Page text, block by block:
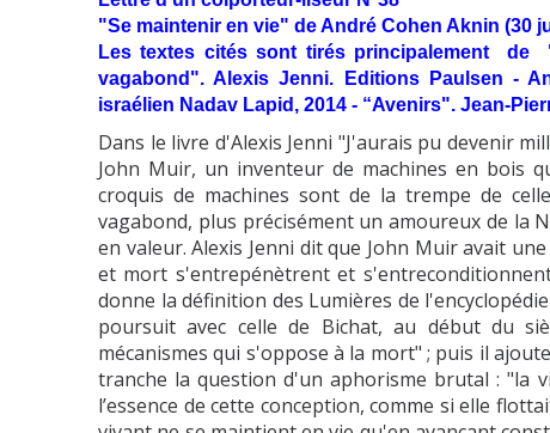
"Se maintenir en vie" de André Cohen Aknin (30
Les textes cités sont tirés principalement de
vagabond". Alexis Jenni. Editions Paulsen -
israélien Nadav Lapid, 2014 - “Avenirs". Jean-
Dans le livre d'Alexis Jenni "J'aurais pu devenir
John Muir, un inventeur de machines en bois
croquis de machines sont de la trempe de
vagabond, plus précisément un amoureux de la
en valeur. Alexis Jenni dit que John Muir avait
et mort s'entrepénètrent et
donne la définition des Lumières de
poursuit avec celle de Bichat, au début du
mécanismes qui s'oppose à la mort" ; puis il
tranche la question d'un aphorisme brutal : "la
l’essence de cette conception, comme si elle